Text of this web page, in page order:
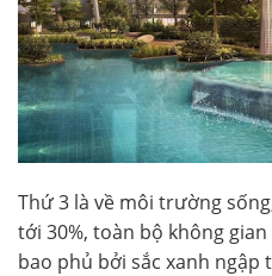
Thứ 3 là về môi trường
tới 30%, toàn bộ không
bao phủ bởi sắc xanh ngập